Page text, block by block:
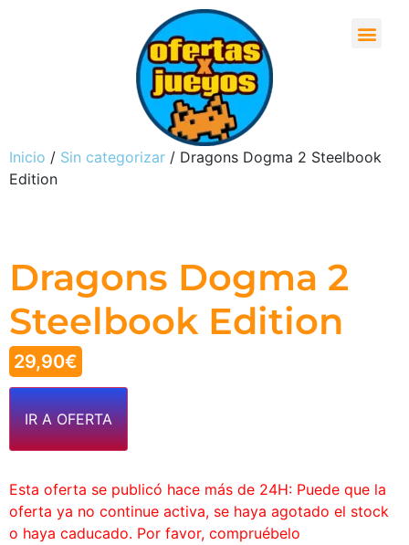
Inicio / Sin categorizar / Dragons Dogma 2 Steelbook
Edition
Dragons Dogma 2
Steelbook Edition
29,90€
IR A OFERTA
Esta oferta se publicó hace más de 24H: Puede que la
oferta ya no continue activa, se haya agotado el stock
o haya caducado. Por favor, compruébelo